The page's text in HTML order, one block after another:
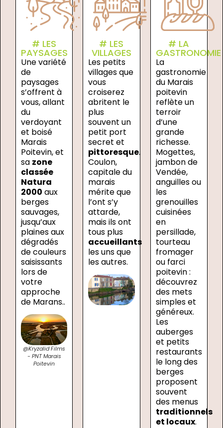
# LES
PAYSAGES
Une variété
de
paysages
s’offrent à
vous, allant
du
verdoyant
et boisé
Marais
Poitevin, et
sa zone
classée
Natura
2000 aux
berges
sauvages,
jusqu’aux
plaines aux
dégradés
de couleurs
saisissants
lors de
votre
approche
de Marans..
@Kryzalid Films
- PNT Marais
Poitevin
# LES
VILLAGES
Les petits
villages que
vous
croiserez
abritent le
plus
souvent un
petit port
secret et
pittoresque.
Coulon,
capitale du
marais
mérite que
l’ont s’y
attarde,
mais ils ont
tous plus
accueillants
les uns que
les autres.
# LA
GASTRONOMIE
La
gastronomie
du Marais
poitevin
reflète un
terroir
d’une
grande
richesse.
Mogettes,
jambon de
Vendée,
anguilles ou
les
grenouilles
cuisinées
en
persillade,
tourteau
fromager
ou farci
poitevin :
découvrez
des mets
simples et
généreux.
Les
auberges
et petits
restaurants
le long des
berges
proposent
souvent
des menus
traditionnels
et locaux.